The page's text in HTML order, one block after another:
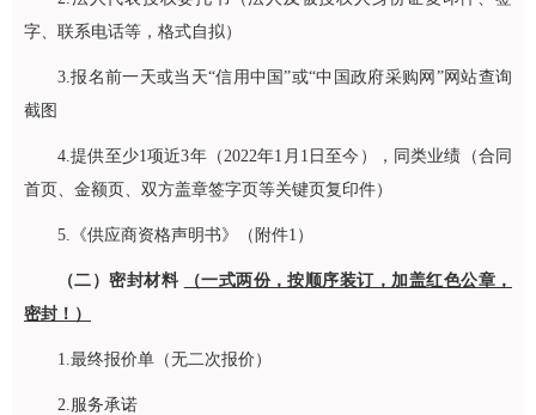
字、联系电话等，格式自拟）
3.报名前一天或当天“信用中国”或“中国政府采购网”网站查询
截图
4.提供至少1项近3年（2022年1月1日至今），同类业绩（合同
首页、金额页、双方盖章签字页等关键页复印件）
5.《供应商资格声明书》（附件1）
（二）密封材料
（一式两份，按顺序装订，加盖红色公章，
密封！）
1.最终报价单（无二次报价）
2.服务承诺